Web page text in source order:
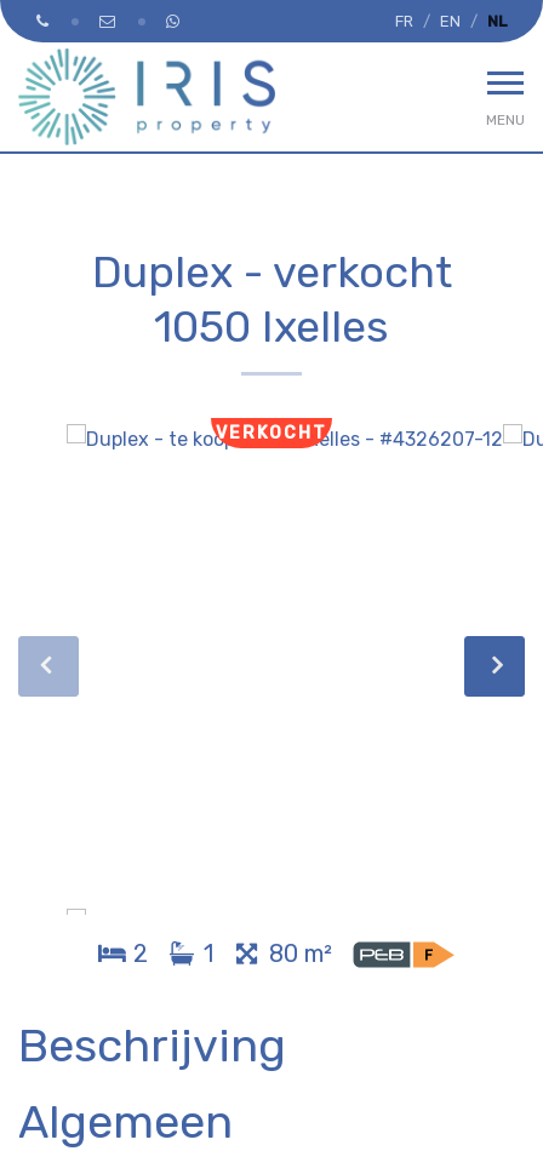
FR EN NL
MENU
Duplex - verkocht
1050 Ixelles
VERKOCHT
2 1 80 m²
Beschrijving
Algemeen